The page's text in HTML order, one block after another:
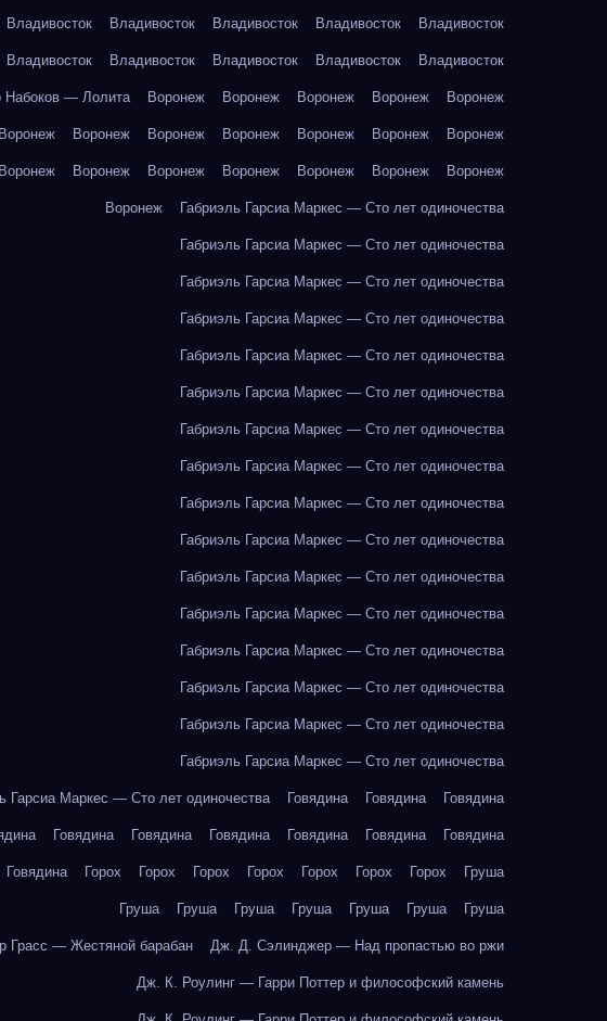
Владивосток Владивосток Владивосток Владивосток Владивосток
Владивосток Владивосток Владивосток Владивосток Владивосток
Набоков — Лолита Воронеж Воронеж Воронеж Воронеж Воронеж
Воронеж Воронеж Воронеж Воронеж Воронеж Воронеж Воронеж
Воронеж Воронеж Воронеж Воронеж Воронеж Воронеж Воронеж
Воронеж Габриэль Гарсиа Маркес — Сто лет одиночества
Габриэль Гарсиа Маркес — Сто лет одиночества
Габриэль Гарсиа Маркес — Сто лет одиночества
Габриэль Гарсиа Маркес — Сто лет одиночества
Габриэль Гарсиа Маркес — Сто лет одиночества
Габриэль Гарсиа Маркес — Сто лет одиночества
Габриэль Гарсиа Маркес — Сто лет одиночества
Габриэль Гарсиа Маркес — Сто лет одиночества
Габриэль Гарсиа Маркес — Сто лет одиночества
Габриэль Гарсиа Маркес — Сто лет одиночества
Габриэль Гарсиа Маркес — Сто лет одиночества
Габриэль Гарсиа Маркес — Сто лет одиночества
Габриэль Гарсиа Маркес — Сто лет одиночества
Габриэль Гарсиа Маркес — Сто лет одиночества
Габриэль Гарсиа Маркес — Сто лет одиночества
Габриэль Гарсиа Маркес — Сто лет одиночества
Гарсиа Маркес — Сто лет одиночества Говядина Говядина Говядина
Говядина Говядина Говядина Говядина Говядина Говядина
Говядина Горох Горох Горох Горох Горох Горох Горох Груша
Груша Груша Груша Груша Груша Груша Груша
Грасс — Жестяной барабан Дж. Д. Сэлинджер — Над пропастью во ржи
Дж. К. Роулинг — Гарри Поттер и философский камень